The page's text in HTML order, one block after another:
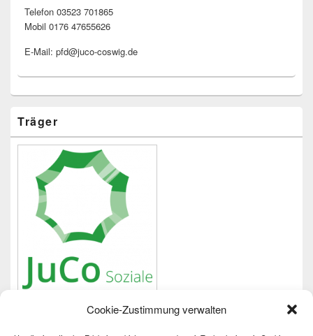
Cookie-Zustimmung verwalten
Telefon 03523 701865
Mobil 0176 47655626
E-Mail: pfd@juco-coswig.de
Träger